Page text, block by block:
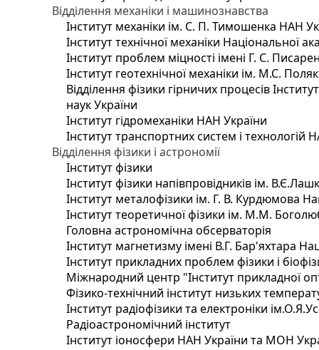
Відділення механіки і машинознавства
Інститут механіки ім. С. П. Тимошенка НАН
Інститут технічної механіки Національної
Інститут проблем міцності імені Г. С.
Інститут геотехнічної механіки ім. М.С.
Відділення фізики гірничих процесів
наук України
Інститут гідромеханіки НАН України
Інститут транспортних систем і технологій
Відділення фізики і астрономії
Інститут фізики
Інститут фізики напівпровідників ім.
Інститут металофізики ім. Г. В. Курдюмова
Інститут теоретичної фізики ім. М.М.
Головна астрономічна обсерваторія
Інститут магнетизму імені В.Г. Бар'яхтара
Інститут прикладних проблем фізики і
Міжнародний центр "Інститут прикладної
Фізико-технічний інститут низьких
Інститут радіофізики та електроніки
Радіоастрономічний інститут
Інститут іоносфери НАН України та МОН